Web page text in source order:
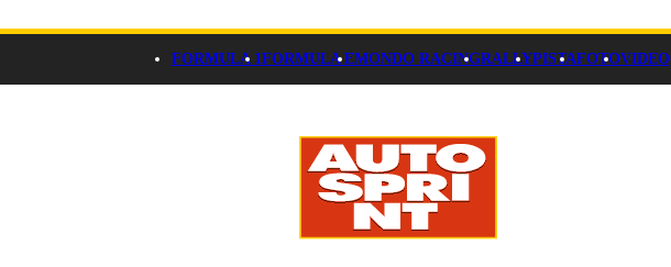
FORMULA 1FORMULA EMONDO RACINGRALLYPISTAFOTOVIDEO